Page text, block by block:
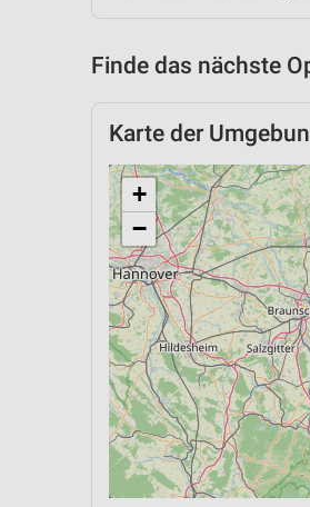
Finde das nächste
Karte der
+
−